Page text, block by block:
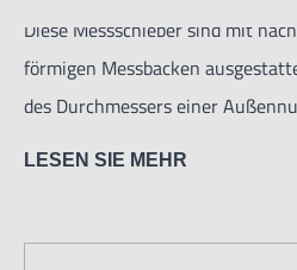
Diese Messschieber sind mit
förmigen Messbacken
des Durchmessers einer
LESEN SIE MEHR